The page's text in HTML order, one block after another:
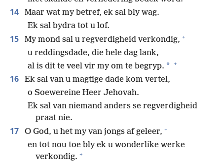
14
Maar wat my betref, ek sal bly wag.
Ek sal bydra tot u lof.
15 My mond sal u regverdigheid verkondig, +
u reddingsdade, die hele dag lank,
al is dit te veel vir my om te begryp. * +
16
Ek sal van u magtige dade kom vertel,
o Soewereine Heer Jehovah.
Ek sal van niemand anders se regverdigheid
praat nie.
17 O God, u het my van jongs af geleer, +
en tot nou toe bly ek u wonderlike werke
verkondig. +